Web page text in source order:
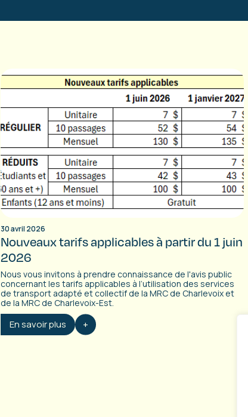
30 avril 2026
Nouveaux tarifs applicables à partir du 1 juin
2026
Nous vous invitons à prendre connaissance de l'avis public
concernant les tarifs applicables à l’utilisation des services
de transport adapté et collectif de la MRC de Charlevoix et
de la MRC de Charlevoix-Est.
En savoir plus